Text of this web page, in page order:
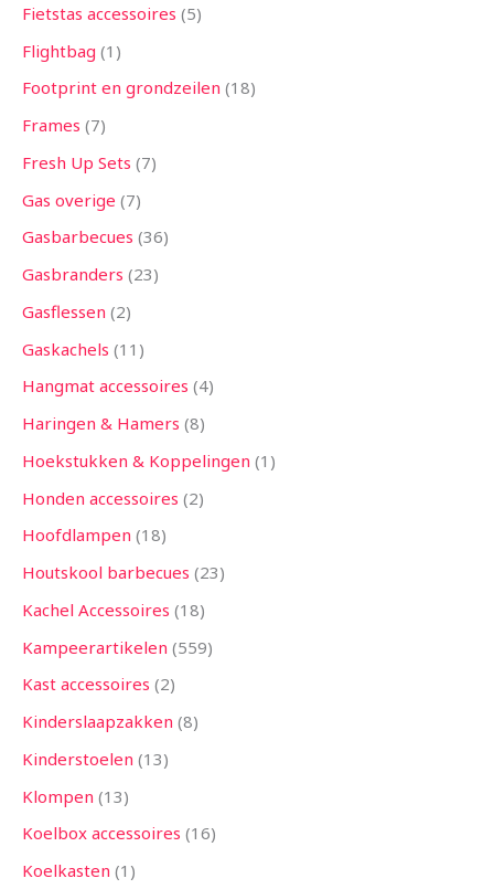
Fietstas accessoires 5
Flightbag 1
Footprint en grondzeilen 18
Frames 7
Fresh Up Sets 7
Gas overige 7
Gasbarbecues 36
Gasbranders 23
Gasflessen 2
Gaskachels 11
Hangmat accessoires 4
Haringen & Hamers 8
Hoekstukken & Koppelingen 1
Honden accessoires 2
Hoofdlampen 18
Houtskool barbecues 23
Kachel Accessoires 18
Kampeerartikelen 559
Kast accessoires 2
Kinderslaapzakken 8
Kinderstoelen 13
Klompen 13
Koelbox accessoires 16
Koelkasten 1